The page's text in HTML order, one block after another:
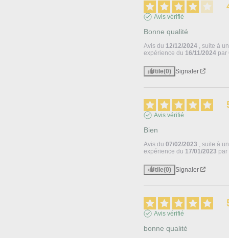
Avis vérifié
Bonne qualité
Avis du 12/12/2024 , suite à
expérience du 16/11/2024 par
Utile(0) Signaler
Avis vérifié
Bien
Avis du07/02/2023 , suite à
expérience du 17/01/2023 par
Utile(0) Signaler
Avis vérifié
bonne qualité